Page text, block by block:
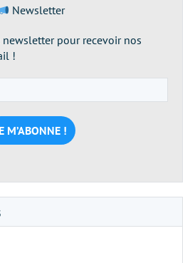
Newsletter
pour recevoir nos
!
e-
mail
*